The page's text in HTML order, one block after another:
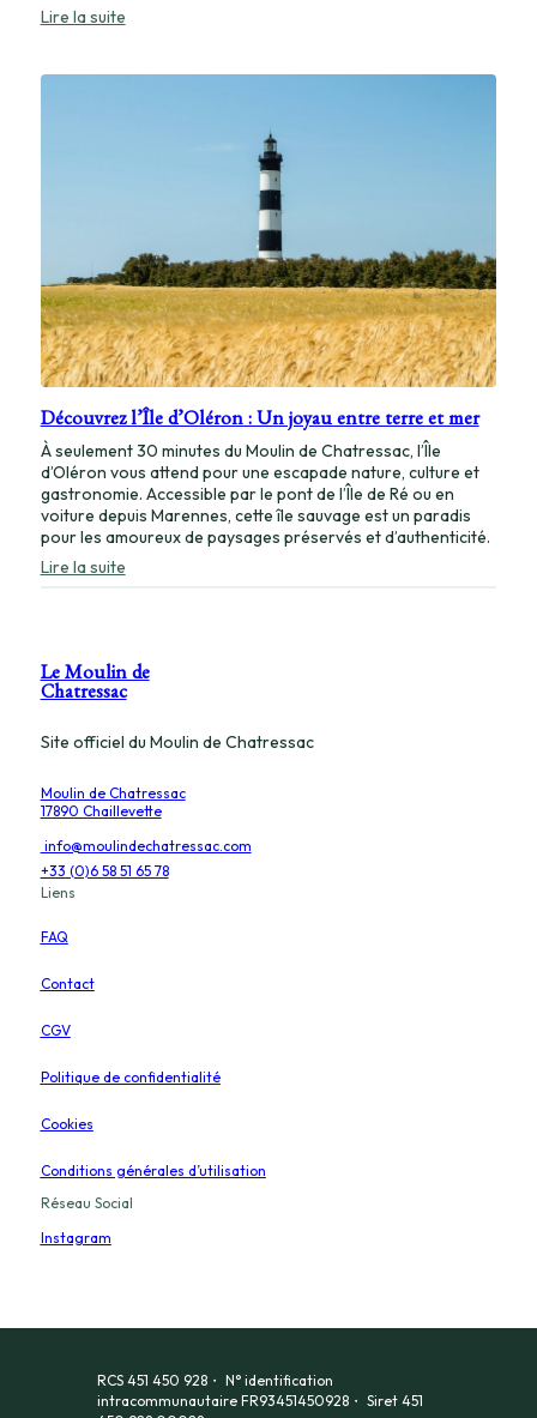
Lire la suite:
à
Découvrez l’Île d’Oléron : Un joyau entre terre et mer
À seulement 30 minutes du Moulin de Chatressac, l’Île
d’Oléron vous attend pour une escapade nature, culture et
gastronomie. Accessible par le pont de l’Île de Ré ou en
voiture depuis Marennes, cette île sauvage est un paradis
pour les amoureux de paysages préservés et d’authenticité.
Lire la suite:
Un
joyau
terre
Le Moulin de
Chatressac
Site officiel du Moulin de Chatressac
Moulin de Chatressac
17890 Chaillevette
info@moulindechatressac.com
+33 (0)6 58 51 65 78
Liens
FAQ
Contact
CGV
Politique de confidentialité
Cookies
Conditions générales d’utilisation
Réseau Social
Instagram
RCS 451 450 928・ N° identification
intracommunautaire FR93451450928・ Siret 451